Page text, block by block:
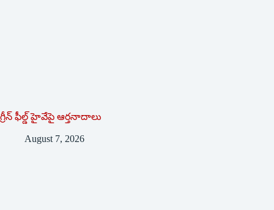
గ్రీన్ ఫీల్డ్ హైవేపై ఆర్తనాదాలు
August 7, 2026